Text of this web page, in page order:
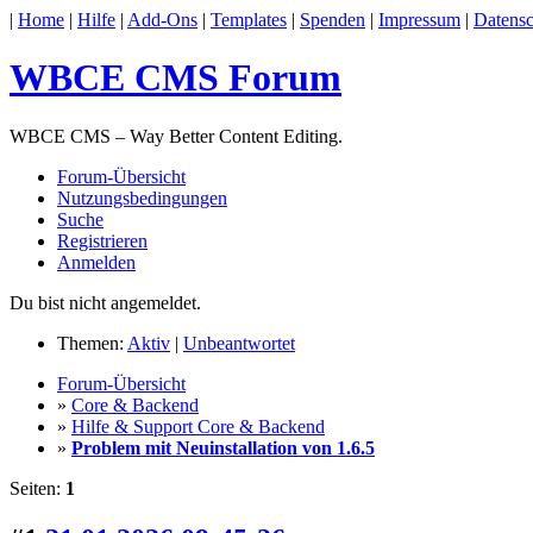
| Home | Hilfe | Add-Ons | Templates | Spenden | Impressum |
WBCE CMS Forum
WBCE CMS – Way Better Content Editing.
Forum-Übersicht
Nutzungsbedingungen
Suche
Registrieren
Anmelden
Du bist nicht angemeldet.
Themen: Aktiv | Unbeantwortet
Forum-Übersicht
» Core & Backend
» Hilfe & Support Core & Backend
» Problem mit Neuinstallation von 1.6.5
Seiten: 1